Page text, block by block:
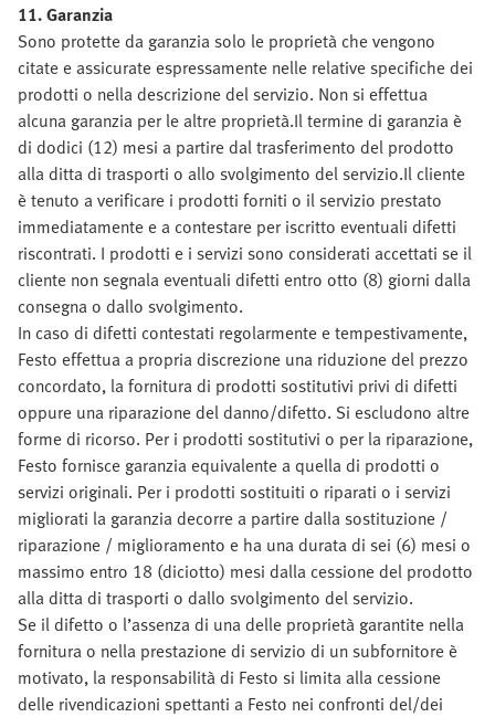
11. Garanzia
Sono protette da garanzia solo le proprietà che vengono
citate e assicurate espressamente nelle relative specifiche dei
prodotti o nella descrizione del servizio. Non si effettua
alcuna garanzia per le altre proprietà.Il termine di garanzia è
di dodici (12) mesi a partire dal trasferimento del prodotto
alla ditta di trasporti o allo svolgimento del servizio.Il cliente
è tenuto a verificare i prodotti forniti o il servizio prestato
immediatamente e a contestare per iscritto eventuali difetti
riscontrati. I prodotti e i servizi sono considerati accettati se il
cliente non segnala eventuali difetti entro otto (8) giorni dalla
consegna o dallo svolgimento.
In caso di difetti contestati regolarmente e tempestivamente,
Festo effettua a propria discrezione una riduzione del prezzo
concordato, la fornitura di prodotti sostitutivi privi di difetti
oppure una riparazione del danno/difetto. Si escludono altre
forme di ricorso. Per i prodotti sostitutivi o per la riparazione,
Festo fornisce garanzia equivalente a quella di prodotti o
servizi originali. Per i prodotti sostituiti o riparati o i servizi
migliorati la garanzia decorre a partire dalla sostituzione /
riparazione / miglioramento e ha una durata di sei (6) mesi o
massimo entro 18 (diciotto) mesi dalla cessione del prodotto
alla ditta di trasporti o dallo svolgimento del servizio.
Se il difetto o l’assenza di una delle proprietà garantite nella
fornitura o nella prestazione di servizio di un subfornitore è
motivato, la responsabilità di Festo si limita alla cessione
delle rivendicazioni spettanti a Festo nei confronti del/dei